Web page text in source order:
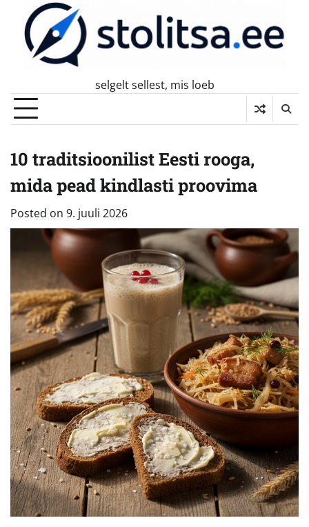
content
selgelt sellest, mis loeb
10 traditsioonilist Eesti rooga,
mida pead kindlasti proovima
Posted on 9. juuli 2026